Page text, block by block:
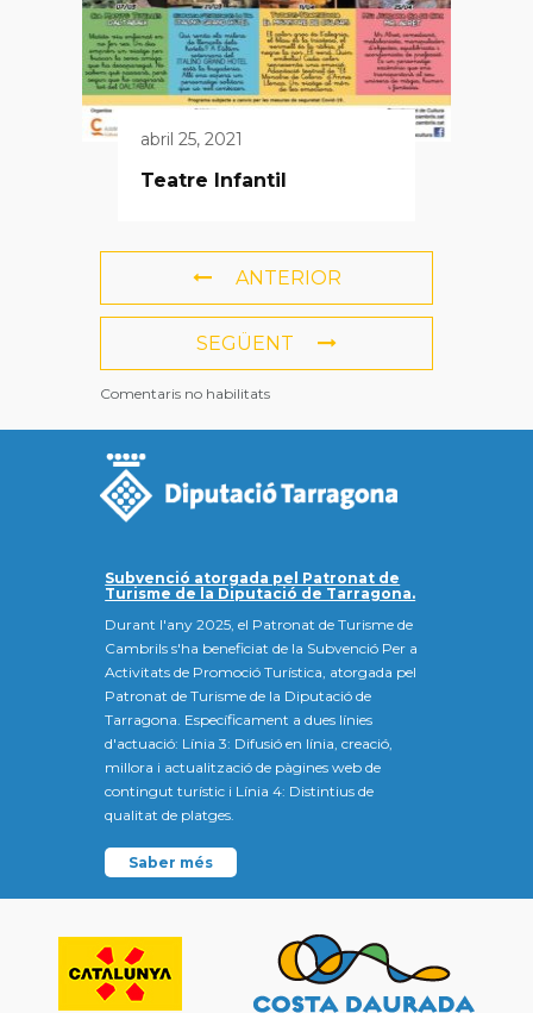
abril 25, 2021
Teatre Infantil
ANTERIOR
SEGÜENT
Comentaris no habilitats
Subvenció atorgada pel Patronat de
Turisme de la Diputació de Tarragona.
Durant l'any 2025, el Patronat de Turisme de
Cambrils s'ha beneficiat de la Subvenció Per a
Activitats de Promoció Turística, atorgada pel
Patronat de Turisme de la Diputació de
Tarragona. Específicament a dues línies
d'actuació: Línia 3: Difusió en línia, creació,
millora i actualització de pàgines web de
contingut turístic i Línia 4: Distintius de
qualitat de platges.
Saber més